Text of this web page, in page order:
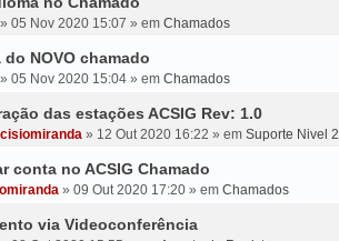
» 05 Nov 2020 15:07 » em Chamados
NOVO chamado
» 05 Nov 2020 15:04 » em Chamados
das estações ACSIG Rev: 1.0
» 12 Out 2020 16:22 » em Suporte Nivel 2
conta no ACSIG Chamado
» 09 Out 2020 17:20 » em Chamados
via Videoconferência